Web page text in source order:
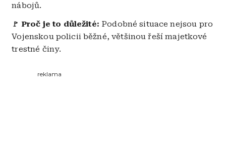
nábojů.
🚩 Proč je to důležité: Podobné situace nejsou pro
Vojenskou policii běžné, většinou řeší majetkové
trestné činy.
reklama